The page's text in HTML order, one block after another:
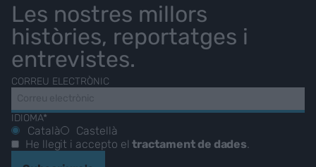
Les nostres millors
històries, reportatges i
entrevistes.
CORREU ELECTRÒNIC
IDIOMA*
Català
Castellà
He llegit i accepto eltractament de dades.